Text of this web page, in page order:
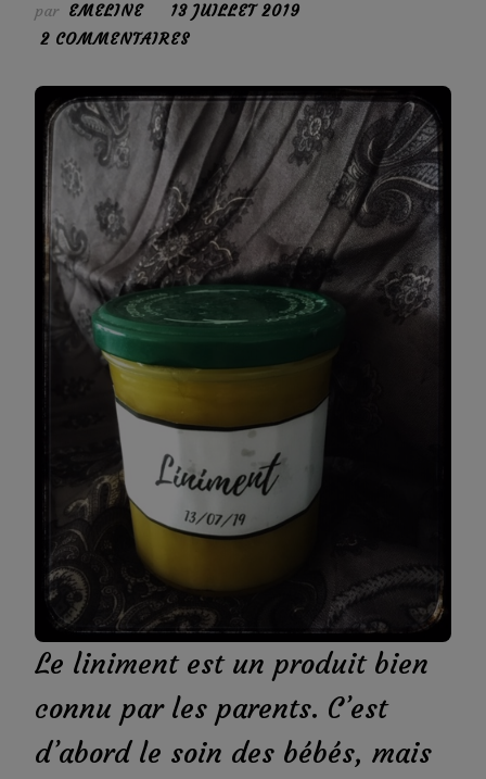
par EMELINE
13 JUILLET 2019
2 COMMENTAIRESSUR
LINIMENT
OLÉO-
CALCAIRE
Le liniment est un produit bien
connu par les parents. C’est
d’abord le soin des bébés, mais